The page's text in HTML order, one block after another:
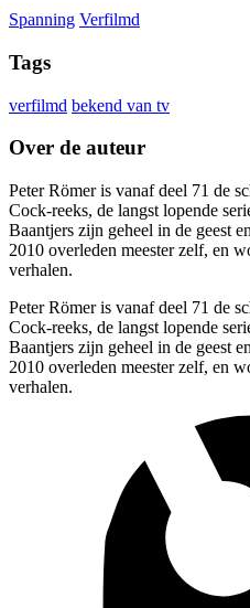
Spanning Verfilmd
Tags
verfilmd bekend van tv
Over de auteur
Peter Römer is vanaf deel 71 de
Cock-reeks, de langst lopende
Baantjers zijn geheel in de geest
2010 overleden meester zelf, en
verhalen.
Peter Römer is vanaf deel 71 de
Cock-reeks, de langst lopende
Baantjers zijn geheel in de geest
2010 overleden meester zelf, en
verhalen.